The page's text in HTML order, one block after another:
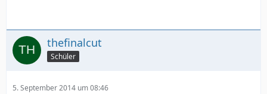
thefinalcut
Schüler
5. September 2014 um 08:46